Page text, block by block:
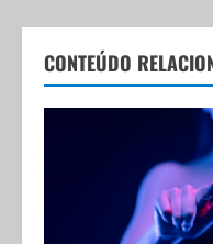
CONTEÚDO